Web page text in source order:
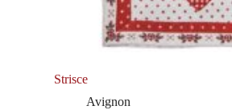
Strisce
Avignon